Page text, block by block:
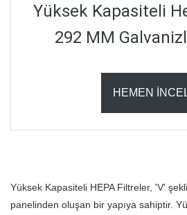
Yüksek Kapasiteli
292 MM
HEMEN
Yüksek Kapasiteli HEPA Filtreler, 'V'
panelinden oluşan bir yapıya sahiptir.